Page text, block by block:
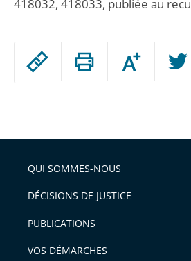
Passer
arriver
après
Augmenter
ou
l'article
pour
avant
418032, 418033, publiée au
QUI SOMMES-NOUS
DÉCISIONS DE JUSTICE
PUBLICATIONS
VOS DÉMARCHES